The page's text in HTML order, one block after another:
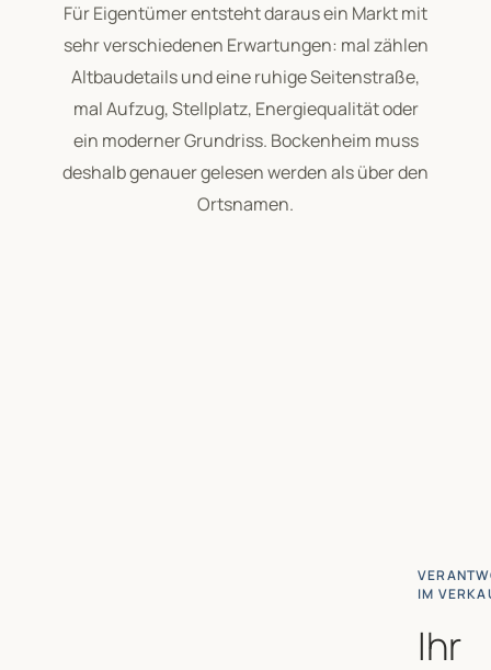
Für Eigentümer entsteht daraus ein Markt mit
sehr verschiedenen Erwartungen: mal zählen
Altbaudetails und eine ruhige Seitenstraße,
mal Aufzug, Stellplatz, Energiequalität oder
ein moderner Grundriss. Bockenheim muss
deshalb genauer gelesen werden als über den
Ortsnamen.
IM
Ihr